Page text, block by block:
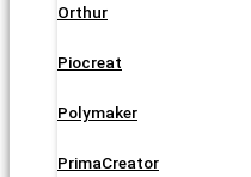
Orthur
Piocreat
Polymaker
PrimaCreator